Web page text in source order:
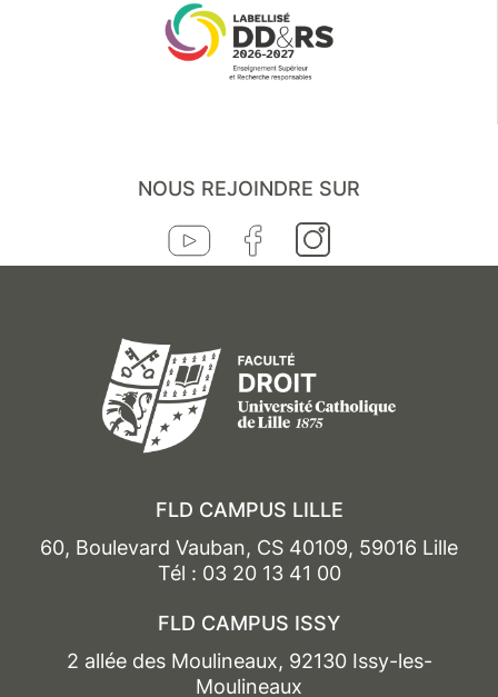
NOUS REJOINDRE SUR
FLD CAMPUS LILLE
60, Boulevard Vauban, CS 40109, 59016 Lille
Tél : 03 20 13 41 00
FLD CAMPUS ISSY
2 allée des Moulineaux, 92130 Issy-les-
Moulineaux